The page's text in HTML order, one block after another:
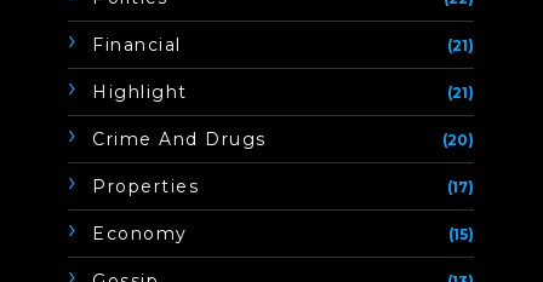
Financial (21)
Highlight (21)
Crime And Drugs (20)
Properties (17)
Economy (15)